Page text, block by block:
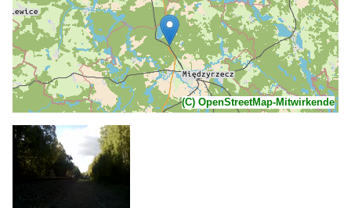
(C) OpenStreetMap-Mitwirkende